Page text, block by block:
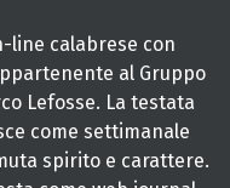
line calabrese con
al Gruppo
Lefosse. La testata
come settimanale
spirito e carattere.